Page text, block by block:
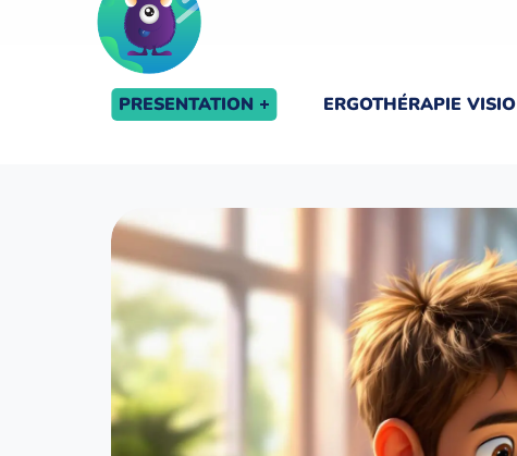
PRESENTATION ERGOTHÉRAPIE VISIO